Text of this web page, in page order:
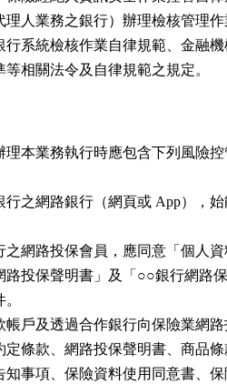
理人業務之銀行）辦理檢核管理
行系統檢核作業自律規範、金融
相關法令及自律規範之規定。
理本業務執行時應包含下列風險
之網路銀行（網頁或 App），
之網路投保會員，應同意「個人
路投保聲明書」及「○○銀行網路
帳戶及透過合作銀行向保險業網
定條款、網路投保聲明書、商品
知事項、保險資料使用同意書、